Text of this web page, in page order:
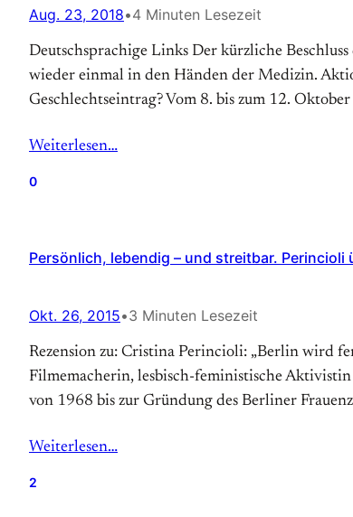
Aug. 23, 2018•4 Minuten Lesezeit
Deutschsprachige Links Der kürzliche
wieder einmal in den Händen der Medizin.
Geschlechtseintrag? Vom 8. bis zum 12.
Weiterlesen…
0
Persönlich, lebendig – und streitbar.
Okt. 26, 2015•3 Minuten Lesezeit
Rezension zu: Cristina Perincioli: „Berlin wird
Filmemacherin, lesbisch-feministische
von 1968 bis zur Gründung des Berliner
Weiterlesen…
2